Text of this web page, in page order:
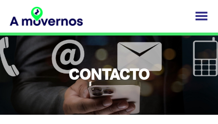
CONTACTO